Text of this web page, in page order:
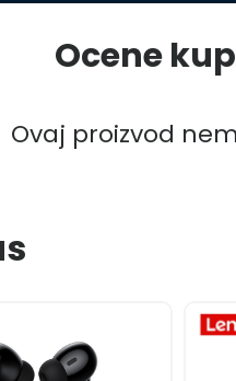
Ocene
Ovaj proizvod